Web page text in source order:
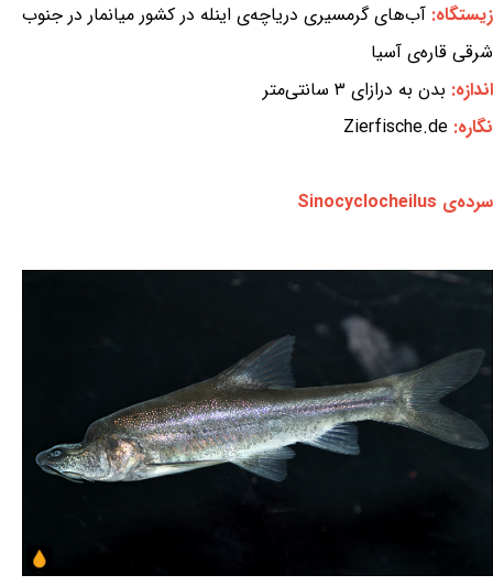
زیستگاه: آب‌های گرمسیری دریاچه‌ی اینله در کشور میانمار در جنوب
شرقی قاره‌ی آسیا
اندازه: بدن به درازای ۳ سانتی‌متر
نگاره: Zierfische.de
سرده‌ی Sinocyclocheilus